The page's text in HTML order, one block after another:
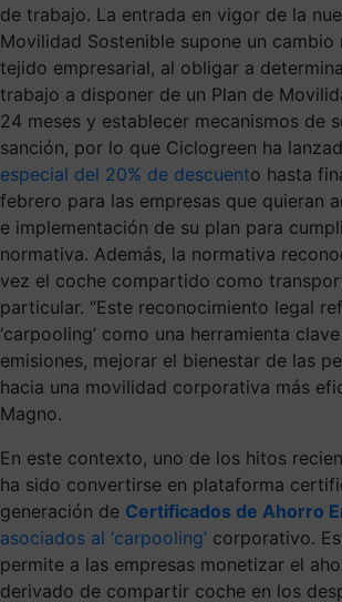
de trabajo. La entrada en vigor de la
Movilidad Sostenible supone un cambio
tejido empresarial, al obligar a
trabajo a disponer de un Plan de
24 meses y establecer mecanismos de
sanción, por lo que Ciclogreen ha
especial del 20% de descuento hasta
febrero para las empresas que quieran
e implementación de su plan para
normativa. Además, la normativa
vez el coche compartido como
particular. “Este reconocimiento legal
‘carpooling’ como una herramienta
emisiones, mejorar el bienestar de las
hacia una movilidad corporativa más
Magno.
En este contexto, uno de los hitos
ha sido convertirse en plataforma
generación de Certificados de Ahorro
asociados al ‘carpooling’ corporativo.
permite a las empresas monetizar el
derivado de compartir coche en los